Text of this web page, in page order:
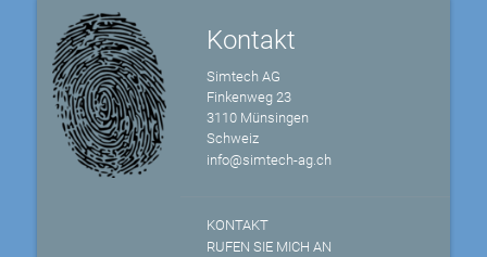
Kontakt
Simtech AG
Finkenweg 23
3110 Münsingen
Schweiz
info@simtech-ag.ch
KONTAKT
RUFEN SIE MICH AN